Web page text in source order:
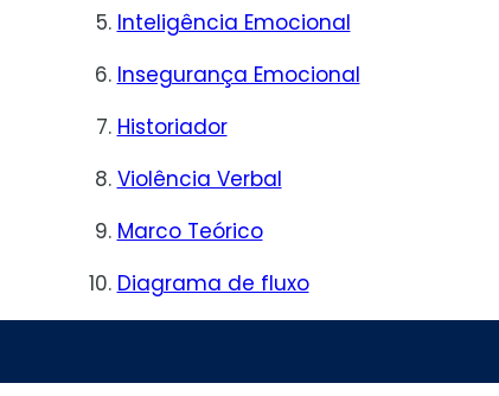
Inteligência Emocional
Insegurança Emocional
Historiador
Violência Verbal
Marco Teórico
Diagrama de fluxo